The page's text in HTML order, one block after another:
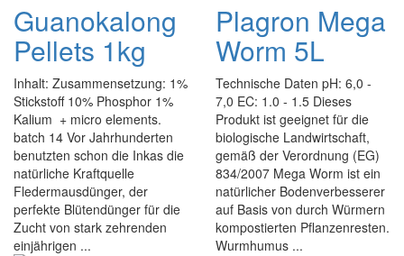
Guanokalong
Pellets 1kg
Inhalt: Zusammensetzung: 1%
Stickstoff 10% Phosphor 1%
Kalium + micro elements.
batch 14 Vor Jahrhunderten
benutzten schon die Inkas die
natürliche Kraftquelle
Fledermausdünger, der
perfekte Blütendünger für die
Zucht von stark zehrenden
einjährigen ...
Plagron Mega
Worm 5L
Technische Daten pH: 6,0 -
7,0 EC: 1.0 - 1.5 Dieses
Produkt ist geeignet für die
biologische Landwirtschaft,
gemäß der Verordnung (EG)
834/2007 Mega Worm ist ein
natürlicher Bodenverbesserer
auf Basis von durch Würmern
kompostierten Pflanzenresten.
Wurmhumus ...